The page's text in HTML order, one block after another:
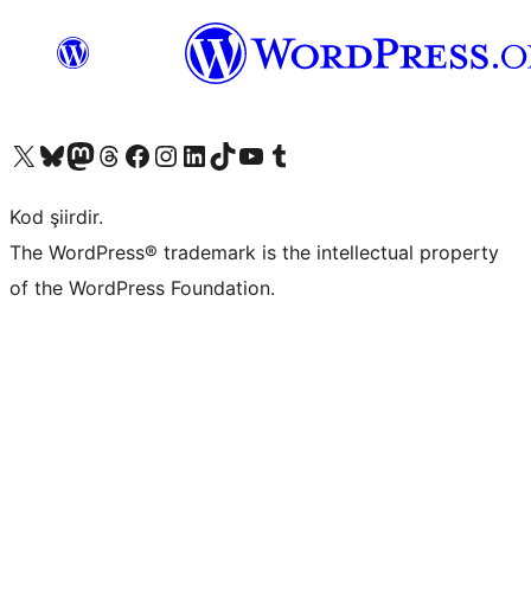
X (eski Twitter) hesabımıza bakın
Bluesky hesabımızı ziyaret edinMastodon hesabımızı ziyaret edinThreads hesabımızı ziyaret edinFacebook sayfamızı ziyaret edinInstagram hesabımızı ziyaret edinLinkedIn hesabımızı ziyaret edinTikTok hesabımızı ziyaret edinYouTube kanalımızı ziyaret edinTumblr hesabımızı ziyaret edin
Kod şiirdir.
The WordPress® trademark is the intellectual property
of the WordPress Foundation.